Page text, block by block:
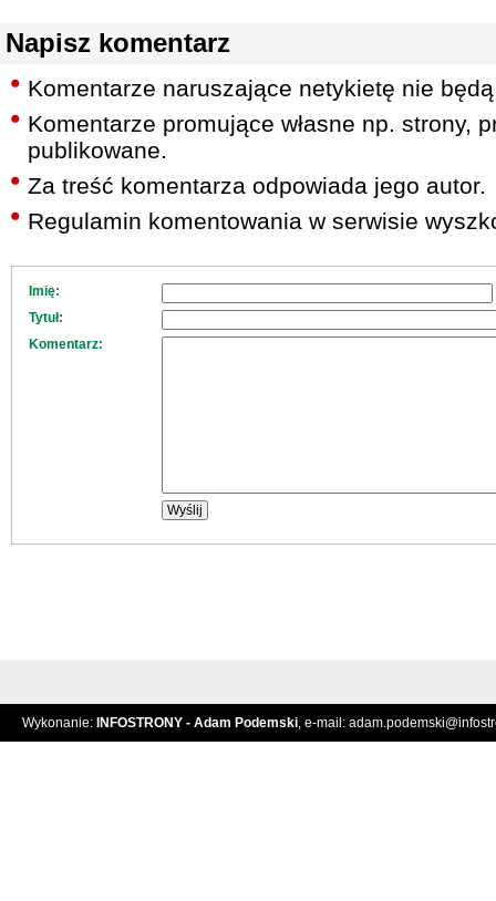
Napisz komentarz
Komentarze naruszające netykietę nie
Komentarze promujące własne np. strony,
publikowane.
Za treść komentarza odpowiada jego autor.
Regulamin komentowania w serwisie
Imię:
Tytuł:
Komentarz:
Wykonanie: INFOSTRONY - Adam Podemski, e-mail: